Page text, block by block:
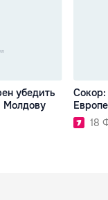
убедить
Молдову
Сокор:
18